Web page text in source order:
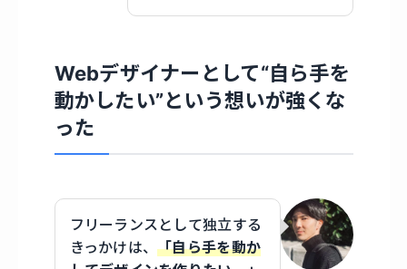
Webデザイナーとして“自ら手を
動かしたい”という想いが強くな
った
フリーランスとして独立する
きっかけは、「自ら手を動か